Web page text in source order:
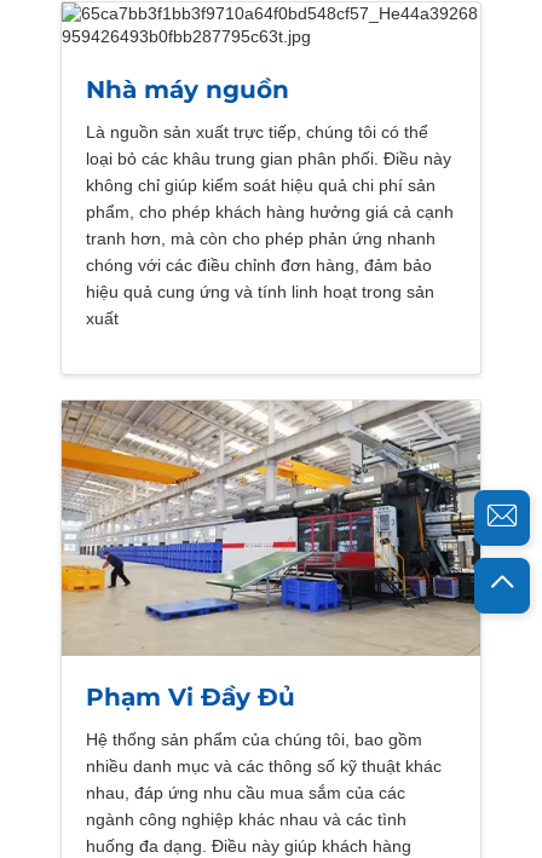
Nhà máy nguồn
Là nguồn sản xuất trực tiếp, chúng tôi có thể
loại bỏ các khâu trung gian phân phối. Điều này
không chỉ giúp kiểm soát hiệu quả chi phí sản
phẩm, cho phép khách hàng hưởng giá cả cạnh
tranh hơn, mà còn cho phép phản ứng nhanh
chóng với các điều chỉnh đơn hàng, đảm bảo
hiệu quả cung ứng và tính linh hoạt trong sản
xuất
Phạm Vi Đầy Đủ
Hệ thống sản phẩm của chúng tôi, bao gồm
nhiều danh mục và các thông số kỹ thuật khác
nhau, đáp ứng nhu cầu mua sắm của các
ngành công nghiệp khác nhau và các tình
huống đa dạng. Điều này giúp khách hàng